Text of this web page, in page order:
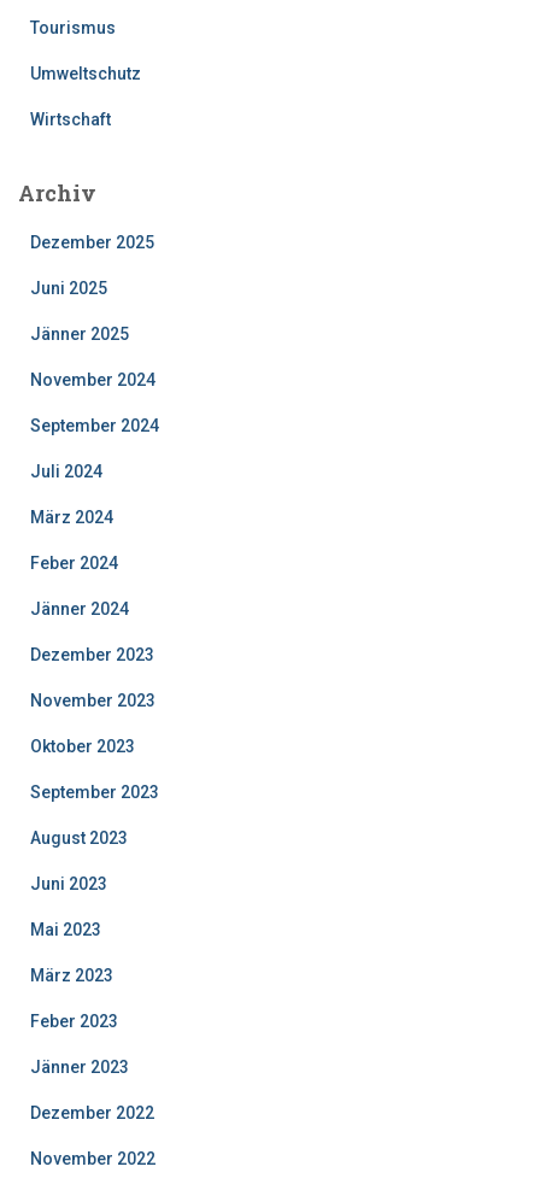
Tourismus
Umweltschutz
Wirtschaft
Archiv
Dezember 2025
Juni 2025
Jänner 2025
November 2024
September 2024
Juli 2024
März 2024
Feber 2024
Jänner 2024
Dezember 2023
November 2023
Oktober 2023
September 2023
August 2023
Juni 2023
Mai 2023
März 2023
Feber 2023
Jänner 2023
Dezember 2022
November 2022